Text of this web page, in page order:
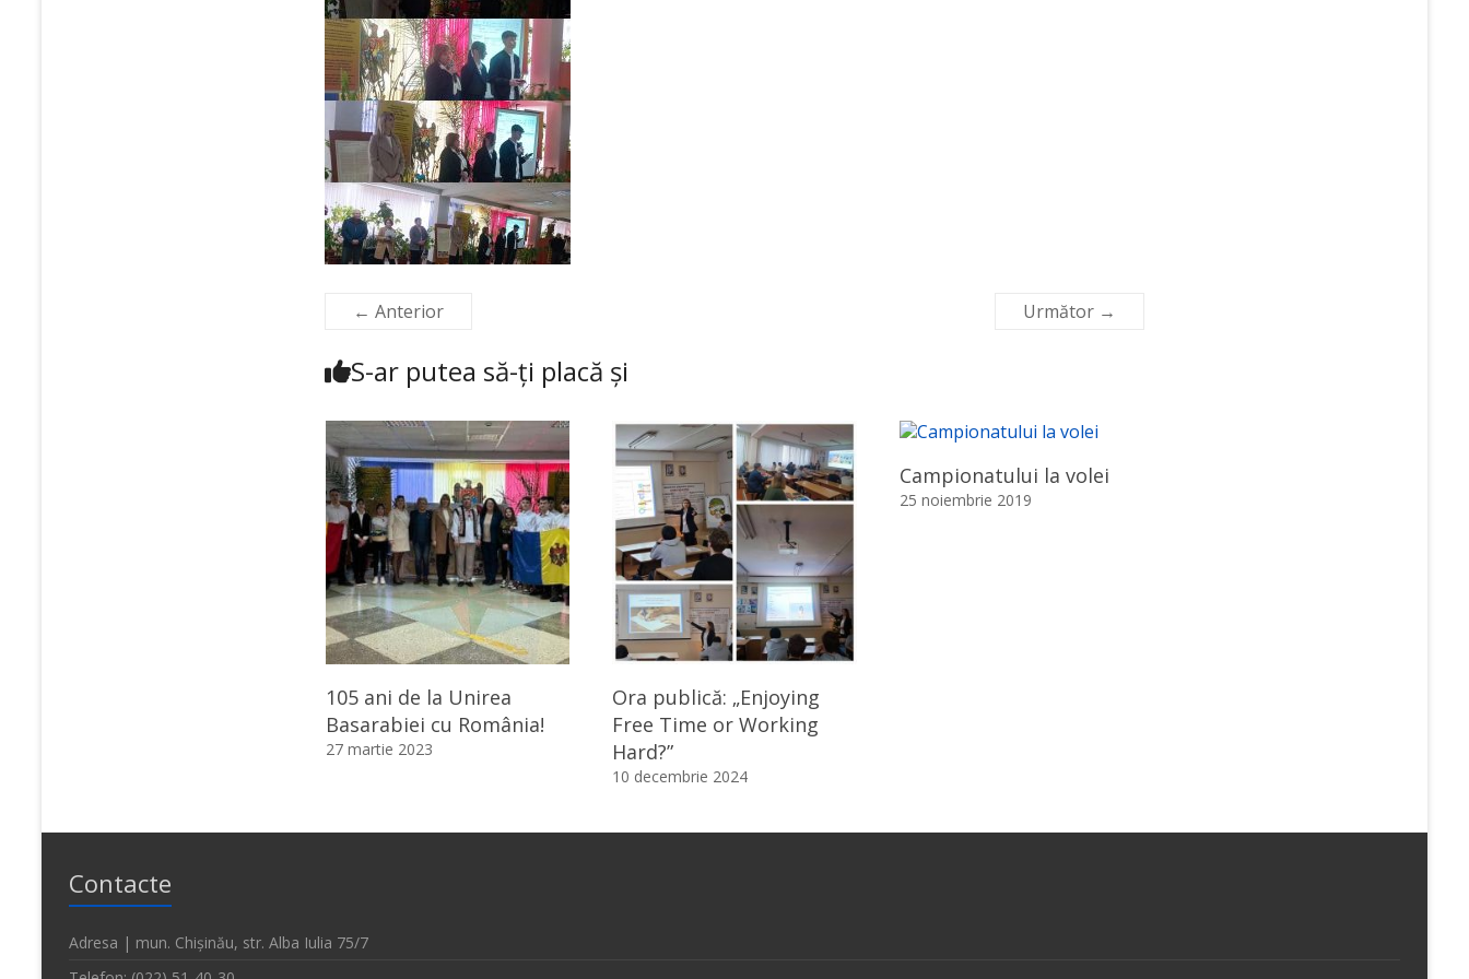
← Anterior Următor →
S-ar putea să-ți placă și
105 ani de la Unirea
Basarabiei cu România!
27 martie 2023
Ora publică: „Enjoying
Free Time or Working
Hard?”
10 decembrie 2024
Campionatului la volei
25 noiembrie 2019
Contacte
Adresa | mun. Chișinău, str. Alba Iulia 75/7